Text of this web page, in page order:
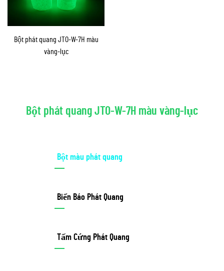
Bột phát quang JTO-W-7H màu
vàng-lục
Bột phát quang JTO-W-7H màu vàng-lục
Bột màu phát quang
Biển Báo Phát Quang
Tấm Cứng Phát Quang